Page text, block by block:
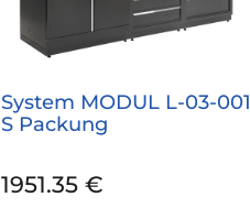
System MODUL L-03-001
S Packung
1951.35 €